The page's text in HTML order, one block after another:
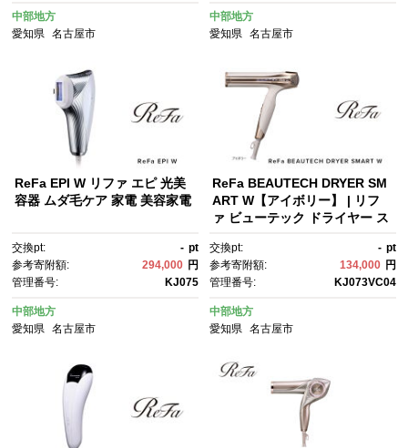
中部地方
愛知県
名古屋市
中部地方
愛知県 名古屋市
ReFa EPI W リファ エピ 光美
容器 ムダ毛ケア 家電 美容家電
交換pt: - pt
参考寄附額:
294,000 円
管理番号:
KJ075
中部地方
愛知県
名古屋市
ReFa BEAUTECH DRYER SM
ART W【アイボリー】 | リフ
ァ ビューテック ドライヤー ス
証 海外対応 引っ越し 新居 海外
対応 折り畳み コンパクト 軽
量 ヘアドライヤー 速乾 大風
量 ヘアケア 人気 おすすめ
交換pt: - pt
参考寄附額:
134,000 円
管理番号:
KJ073VC04
中部地方
愛知県 名古屋市